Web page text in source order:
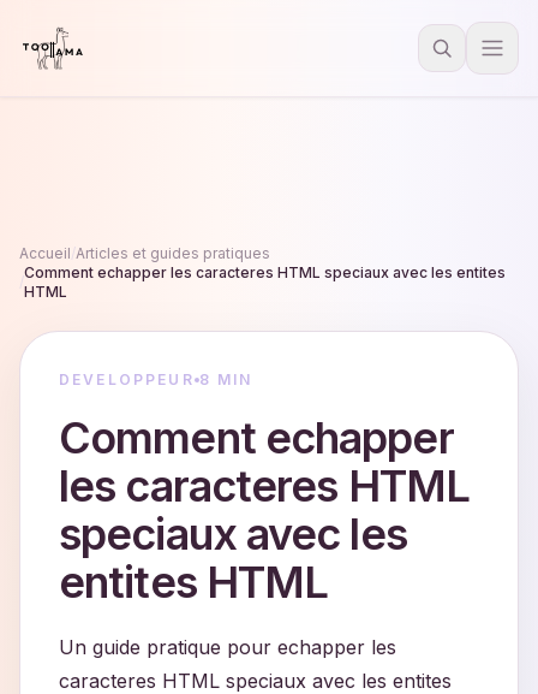
Accueil Articles et guides pratiques
Comment echapper les caracteres HTML speciaux avec les entites
HTML
DEVELOPPEUR 8 MIN
Comment echapper
les caracteres HTML
speciaux avec les
entites HTML
Un guide pratique pour echapper les
caracteres HTML speciaux avec les entites